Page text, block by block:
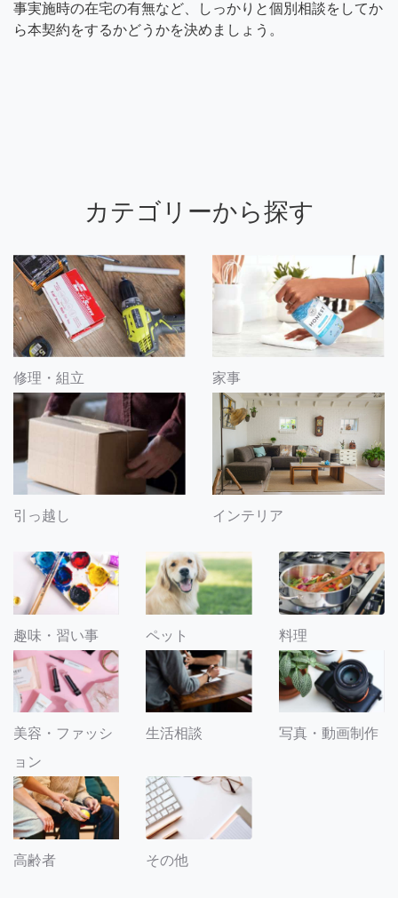
事実施時の在宅の有無など、しっかりと個別相談をしてか
ら本契約をするかどうかを決めましょう。
カテゴリーから探す
修理・組立 家事
引っ越し インテリア
趣味・習い事 ペット 料理
美容・ファッシ
ョン
生活相談 写真・動画制作
高齢者 その他